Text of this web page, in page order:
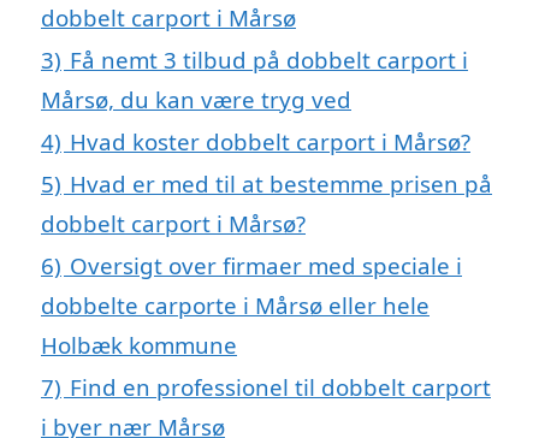
dobbelt carport i Mårsø
3) Få nemt 3 tilbud på dobbelt carport i
Mårsø, du kan være tryg ved
4) Hvad koster dobbelt carport i Mårsø?
5) Hvad er med til at bestemme prisen på
dobbelt carport i Mårsø?
6) Oversigt over firmaer med speciale i
dobbelte carporte i Mårsø eller hele
Holbæk kommune
7) Find en professionel til dobbelt carport
i byer nær Mårsø